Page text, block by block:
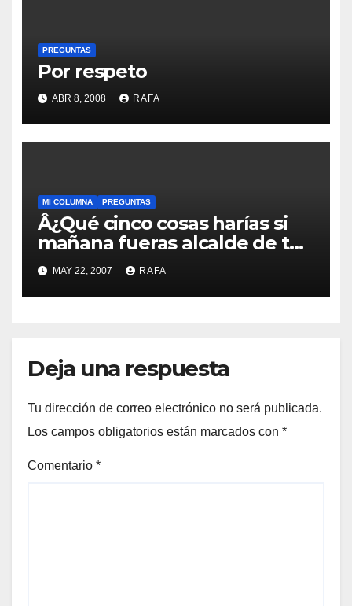
PREGUNTAS
Por respeto
ABR 8, 2008 RAFA
MI COLUMNA PREGUNTAS
Â¿Qué cinco cosas harí­as si
mañana fueras alcalde de tu
pueblo?
MAY 22, 2007 RAFA
Deja una respuesta
Tu dirección de correo electrónico no será publicada.
Los campos obligatorios están marcados con *
Comentario *